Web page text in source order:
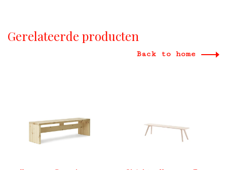
Gerelateerde producten
Back to home